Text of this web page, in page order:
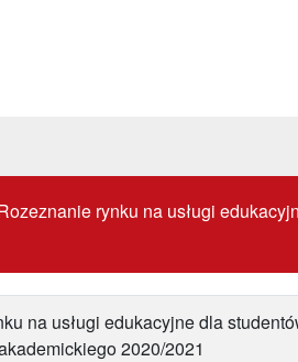
rynku na usługi
na usługi edukacyjne dla
2020/2021